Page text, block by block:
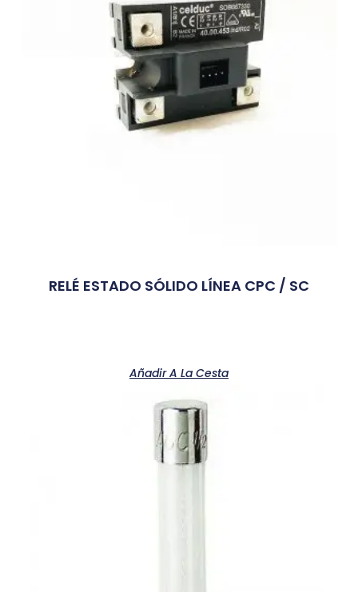
RELÉ ESTADO SÓLIDO LÍNEA CPC / SC
Añadir A La Cesta